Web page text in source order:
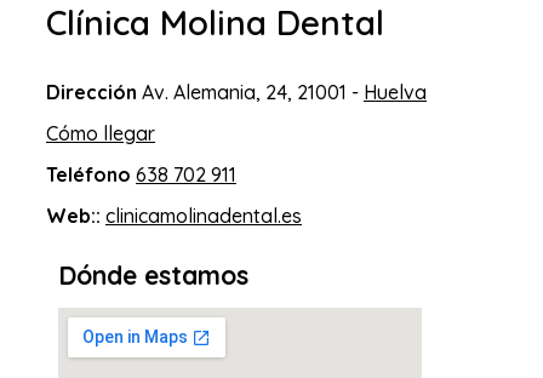
CONTACTAR
Clínica Molina Dental
Dirección Av. Alemania, 24, 21001 - Huelva
Cómo llegar
Teléfono 638 702 911
Web:: clinicamolinadental.es
Dónde estamos